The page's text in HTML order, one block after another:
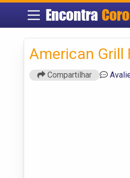
Encontra
American Grill
Compartilhar